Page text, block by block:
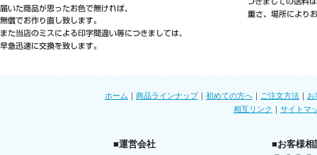
ホーム ｜ 商品ラインナップ｜ 初めての方へ ｜ ご注文方法 ｜ お
相互リンク ｜ サイトマ
■運営会社 ■お客様相